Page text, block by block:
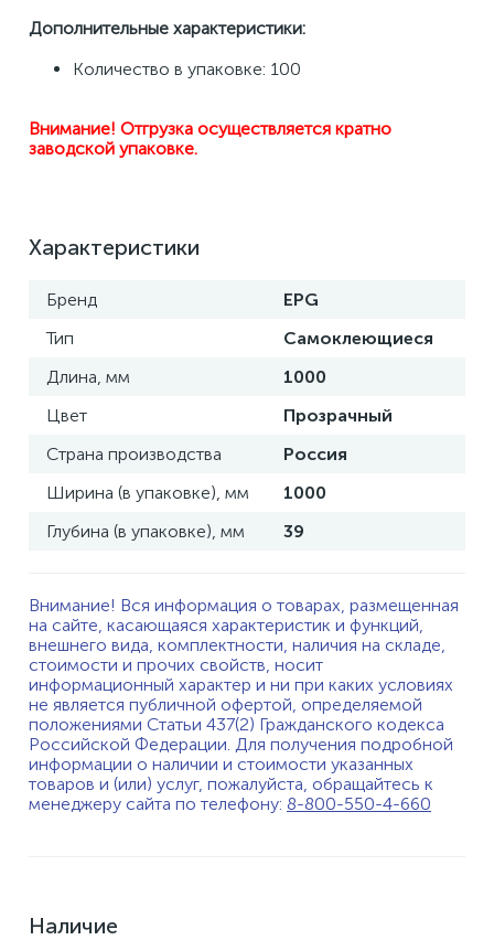
Дополнительные характеристики:
Количество в упаковке: 100
Внимание! Отгрузка осуществляется кратно
заводской упаковке.
Характеристики
Бренд
EPG
Тип
Самоклеющиеся
Длина, мм
1000
Цвет
Прозрачный
Страна производства
Россия
Ширина (в упаковке), мм
1000
Глубина (в упаковке), мм
39
Внимание! Вся информация о товарах, размещенная
на сайте, касающаяся характеристик и функций,
внешнего вида, комплектности, наличия на складе,
стоимости и прочих свойств, носит
информационный характер и ни при каких условиях
не является публичной офертой, определяемой
положениями Статьи 437(2) Гражданского кодекса
Российской Федерации. Для получения подробной
информации о наличии и стоимости указанных
товаров и (или) услуг, пожалуйста, обращайтесь к
менеджеру сайта по телефону: 8-800-550-4-660
Наличие